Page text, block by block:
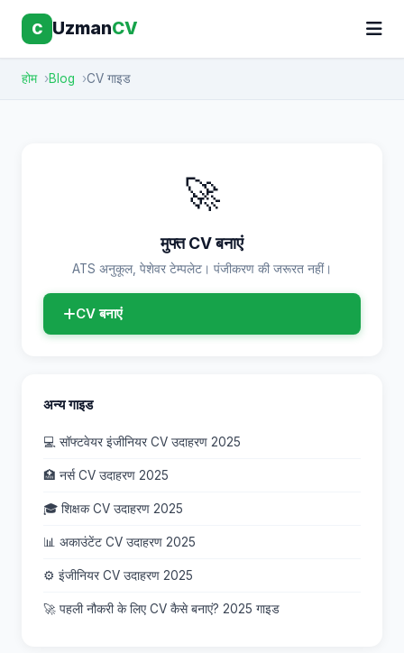
C UzmanCV
होम Blog CV गाइड
🚀
मुफ्त CV बनाएं
ATS अनुकूल, पेशेवर टेम्पलेट। पंजीकरण की जरूरत नहीं।
CV बनाएं
अन्य गाइड
💻 सॉफ्टवेयर इंजीनियर CV उदाहरण 2025
🏥 नर्स CV उदाहरण 2025
🎓 शिक्षक CV उदाहरण 2025
📊 अकाउंटेंट CV उदाहरण 2025
⚙️ इंजीनियर CV उदाहरण 2025
🚀 पहली नौकरी के लिए CV कैसे बनाएं? 2025 गाइड